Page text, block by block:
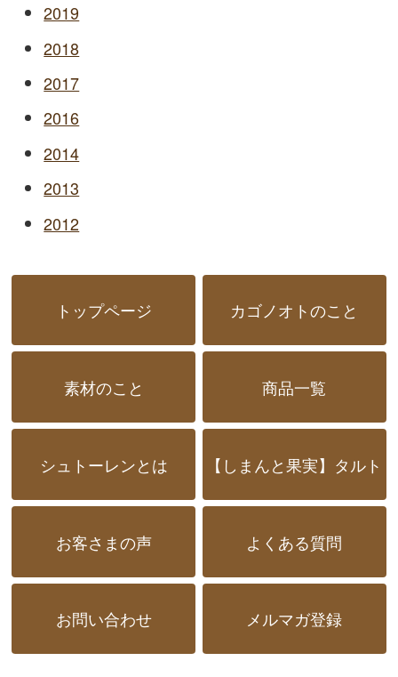
2019
2018
2017
2016
2014
2013
2012
トップページ カゴノオトのこと
素材のこと 商品一覧
シュトーレンとは 【しまんと果実】タルト
お客さまの声 よくある質問
お問い合わせ メルマガ登録